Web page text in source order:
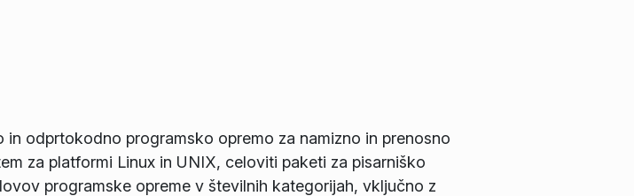
odprtokodno programsko opremo za namizno in prenosno
za platformi Linux in UNIX, celoviti paketi za pisarniško
programske opreme v številnih kategorijah, vključno z